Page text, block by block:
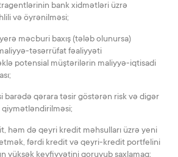
bank xidmətləri üzrə
və öyrənilməsi;
məcburi baxış (tələb olunursa)
təsərrüfat fəaliyyəti
potensial müştərilərin maliyyə-iqtisadi
barədə qərara təsir göstərən risk və digər
həm də qeyri kredit məhsulları üzrə yeni
fərdi kredit və qeyri-kredit portfelini